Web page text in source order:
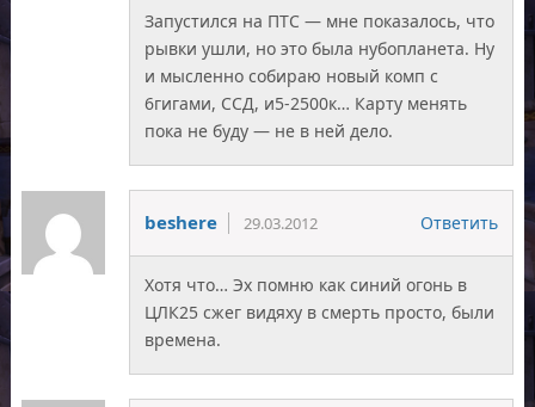
Запустился на ПТС — мне показалось, что
рывки ушли, но это была нубопланета. Ну
и мысленно собираю новый комп с
6гигами, ССД, и5-2500к… Карту менять
пока не буду — не в ней дело.
beshere 29.03.2012 Ответить
Хотя что… Эх помню как синий огонь в
ЦЛК25 сжег видяху в смерть просто, были
времена.